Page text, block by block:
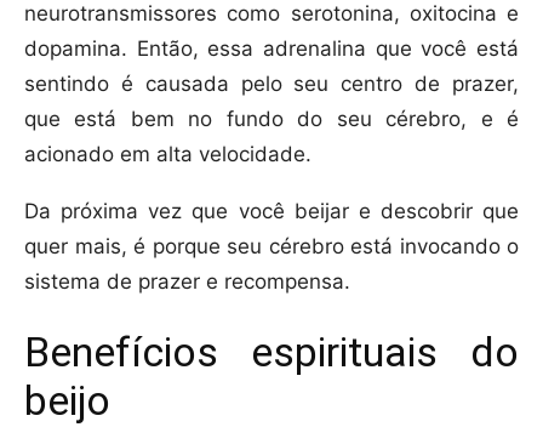
neurotransmissores como serotonina, oxitocina e
dopamina. Então, essa adrenalina que você está
sentindo é causada pelo seu centro de prazer,
que está bem no fundo do seu cérebro, e é
acionado em alta velocidade.
Da próxima vez que você beijar e descobrir que
quer mais, é porque seu cérebro está invocando o
sistema de prazer e recompensa.
Benefícios espirituais do
beijo